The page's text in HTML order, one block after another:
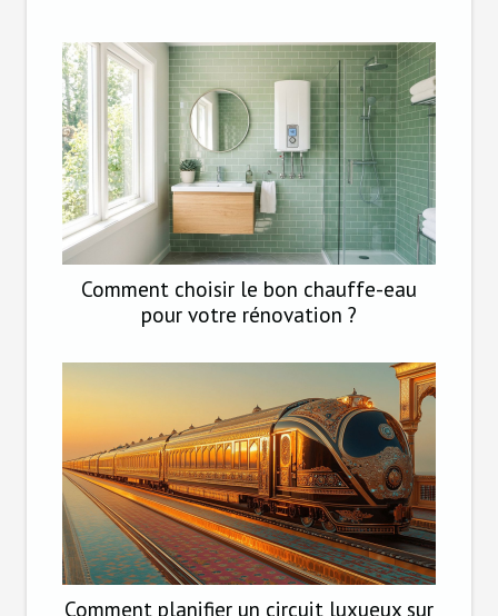
Comment choisir le bon chauffe-eau
pour votre rénovation ?
Comment planifier un circuit luxueux sur